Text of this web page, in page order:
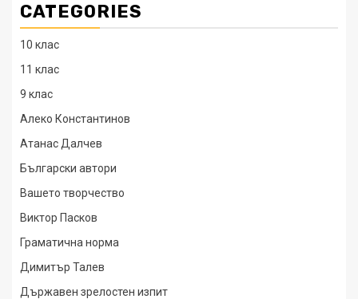
CATEGORIES
10 клас
11 клас
9 клас
Алеко Константинов
Атанас Далчев
Български автори
Вашето творчество
Виктор Пасков
Граматична норма
Димитър Талев
Държавен зрелостен изпит